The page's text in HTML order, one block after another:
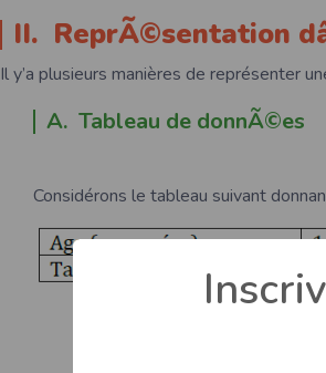
II. ReprÃ©sentation
Il y’a plusieurs manières de représenter
A. Tableau de donnÃ©es
Considérons le tableau suivant